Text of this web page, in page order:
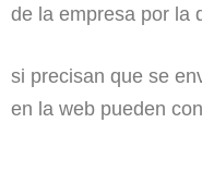
de la empresa por la
si precisan que se
en la web pueden